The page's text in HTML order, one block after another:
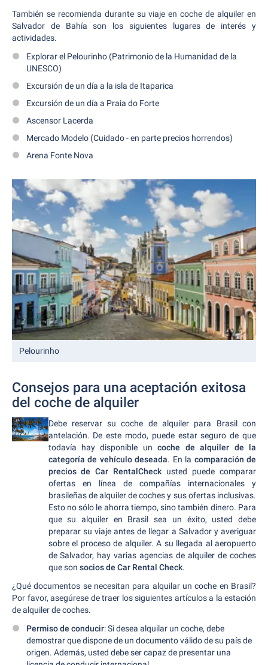
También se recomienda durante su viaje en coche de alquiler en
Salvador de Bahía son los siguientes lugares de interés y
actividades.
Explorar el Pelourinho (Patrimonio de la Humanidad de la
UNESCO)
Excursión de un día a la isla de Itaparica
Excursión de un día a Praia do Forte
Ascensor Lacerda
Mercado Modelo (Cuidado - en parte precios horrendos)
Arena Fonte Nova
Pelourinho
Consejos para una aceptación exitosa
del coche de alquiler
Debe reservar su coche de alquiler para Brasil con
antelación. De este modo, puede estar seguro de que
todavía hay disponible uncoche de alquiler de la
categoría de vehículo deseada. En la comparación de
precios de Car RentalCheck usted puede comparar
ofertas en línea de compañías internacionales y
brasileñas de alquiler de coches y sus ofertas inclusivas.
Esto no sólo le ahorra tiempo, sino también dinero. Para
que su alquiler en Brasil sea un éxito, usted debe
preparar su viaje antes de llegar a Salvador y averiguar
sobre el proceso de alquiler. A su llegada al aeropuerto
de Salvador, hay varias agencias de alquiler de coches
que son socios de Car Rental Check.
¿Qué documentos se necesitan para alquilar un coche en Brasil?
Por favor, asegúrese de traer los siguientes artículos a la estación
de alquiler de coches.
Permiso de conducir: Si desea alquilar un coche, debe
demostrar que dispone de un documento válido de su país de
origen. Además, usted debe ser capaz de presentar una